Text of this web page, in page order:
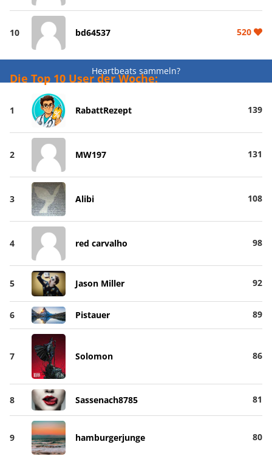
10 bd64537 520
Heartbeats sammeln?
Die Top 10 User der Woche:
1 RabattRezept 139
2 MW197 131
3 Alibi 108
4 red carvalho 98
5 Jason Miller 92
6 Pistauer 89
7 Solomon 86
8 Sassenach8785 81
9 hamburgerjunge 80